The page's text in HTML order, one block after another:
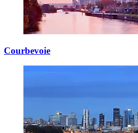
Courbevoie